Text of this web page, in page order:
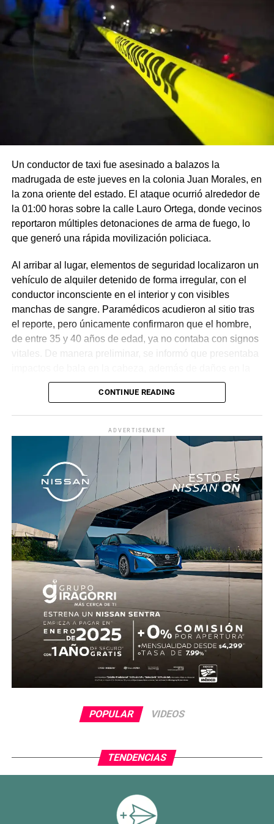
Un conductor de taxi fue asesinado a balazos la
madrugada de este jueves en la colonia Juan Morales, en
la zona oriente del estado. El ataque ocurrió alrededor de
la 01:00 horas sobre la calle Lauro Ortega, donde vecinos
reportaron múltiples detonaciones de arma de fuego, lo
que generó una rápida movilización policiaca.
Al arribar al lugar, elementos de seguridad localizaron un
vehículo de alquiler detenido de forma irregular, con el
conductor inconsciente en el interior y con visibles
manchas de sangre. Paramédicos acudieron al sitio tras
el reporte, pero únicamente confirmaron que el hombre,
de entre 35 y 40 años de edad, ya no contaba con signos
vitales. De manera preliminar, se informó que presentaba
puerta del lado del conductor.
realizaron las diligencias correspondientes y el
levantamiento del cuerpo. Hasta el momento no se
cuenta con información sobre los agresores, y el cadáver
fue trasladado al Servicio Médico Forense en espera de
ser identificado, en tanto continúan las investigaciones.
CONTINUE READING
ADVERTISEMENT
POPULAR VIDEOS
TENDENCIAS